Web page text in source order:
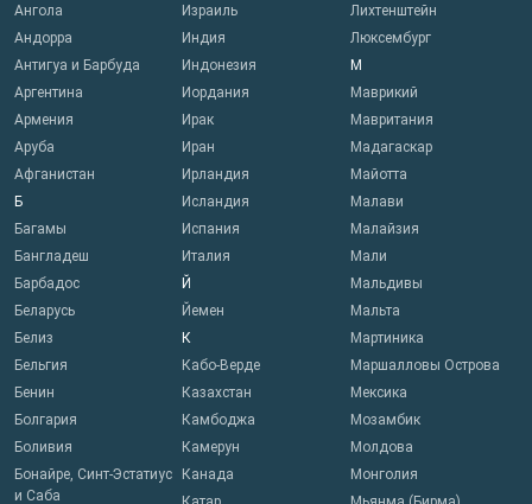
Ангола
Андорра
Антигуа и Барбуда
Аргентина
Армения
Аруба
Афганистан
Б
Багамы
Бангладеш
Барбадос
Беларусь
Белиз
Бельгия
Бенин
Болгария
Боливия
Бонайре, Синт-Эстатиус
и Саба
Израиль
Индия
Индонезия
Иордания
Ирак
Иран
Ирландия
Исландия
Испания
Италия
Й
Йемен
К
Кабо-Верде
Казахстан
Камбоджа
Камерун
Канада
Лихтенштейн
Люксембург
М
Маврикий
Мавритания
Мадагаскар
Майотта
Малави
Малайзия
Мали
Мальдивы
Мальта
Мартиника
Маршалловы Острова
Мексика
Мозамбик
Молдова
Монголия